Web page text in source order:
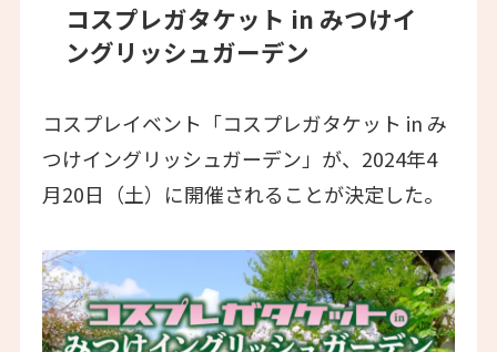
コスプレガタケット in みつけイ
ングリッシュガーデン
コスプレイベント「コスプレガタケット in み
つけイングリッシュガーデン」が、2024年4
月20日（土）に開催されることが決定した。